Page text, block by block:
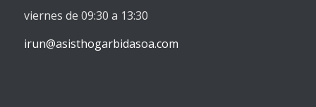
viernes de 09:30 a 13:30
irun@asisthogarbidasoa.com